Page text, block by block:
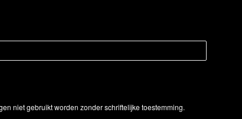
niet gebruikt worden zonder schriftelijke toestemming.